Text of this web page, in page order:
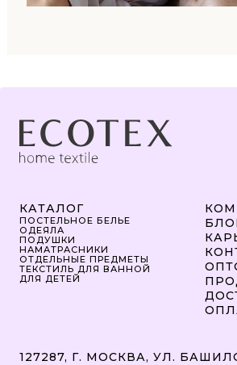
КАТАЛОГ
ПОСТЕЛЬНОЕ БЕЛЬЕ
ОДЕЯЛА
ПОДУШКИ
НАМАТРАСНИКИ
ОТДЕЛЬНЫЕ ПРЕДМЕТЫ
ТЕКСТИЛЬ ДЛЯ ВАННОЙ
ДЛЯ ДЕТЕЙ
127287, Г. МОСКВА, УЛ.